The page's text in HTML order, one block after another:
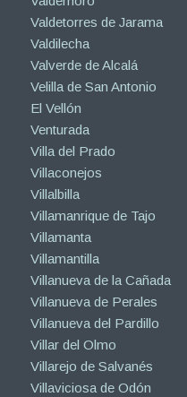
Valdetorres de Jarama
Valdilecha
Valverde de Alcalá
Velilla de San Antonio
El Vellón
Venturada
Villa del Prado
Villaconejos
Villalbilla
Villamanrique de Tajo
Villamanta
Villamantilla
Villanueva de la Cañada
Villanueva de Perales
Villanueva del Pardillo
Villar del Olmo
Villarejo de Salvanés
Villaviciosa de Odón